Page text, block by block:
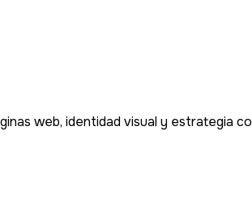
web, identidad visual y estrategia